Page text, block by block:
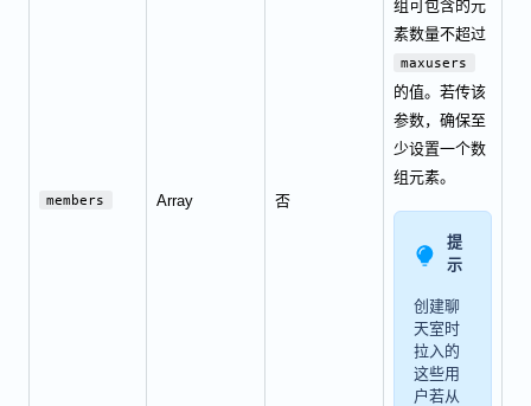
members Array 否
组可包含的元
素数量不超过
maxusers
的值。若传该
参数，确保至
少设置一个数
组元素。
提
示
创建聊
天室时
拉入的
这些用
户若从